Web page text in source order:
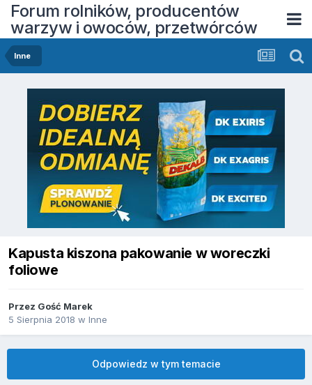
Forum rolników, producentów
warzyw i owoców, przetwórców
Inne
Kapusta kiszona pakowanie w woreczki
foliowe
Przez Gość Marek
5 Sierpnia 2018 w Inne
Odpowiedz w tym temacie